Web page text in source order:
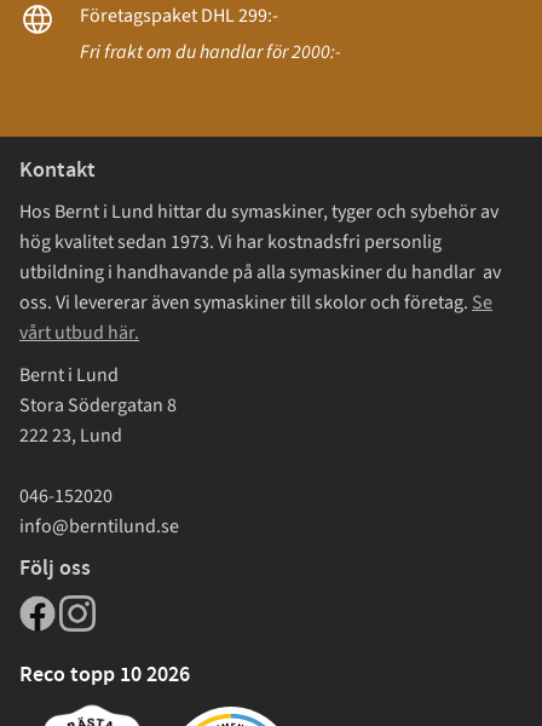
Företagspaket DHL 299:-
Fri frakt om du handlar för 2000:-
Kontakt
Hos Bernt i Lund hittar du symaskiner, tyger och sybehör av
hög kvalitet sedan 1973. Vi har kostnadsfri personlig
utbildning i handhavande på alla symaskiner du handlar av
oss. Vi levererar även symaskiner till skolor och företag. Se
vårt utbud här.
Bernt i Lund
Stora Södergatan 8
222 23, Lund
046-152020
info@berntilund.se
Följ oss
Reco topp 10 2026